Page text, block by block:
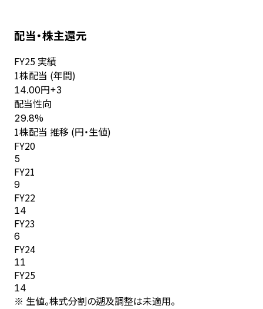
配当・株主還元
FY25 実績
1株配当 (年間)
14.00円+3
配当性向
29.8%
1株配当 推移 (円・生値)
FY20
5
FY21
9
FY22
14
FY23
6
FY24
11
FY25
14
※ 生値。株式分割の遡及調整は未適用。